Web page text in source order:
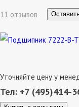
11 отзывов
Уточняйте цену у
Тел: +7 (495)414-